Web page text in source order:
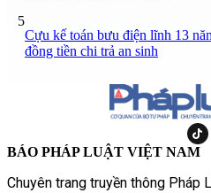
5
Cựu kế toán bưu điện lĩnh 13
đồng tiền chi trả an sinh
BÁO PHÁP LUẬT VIỆT NAM
Chuyên trang truyền thông Pháp